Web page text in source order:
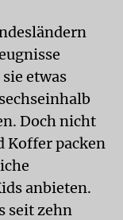
etwas
Doch nicht
Koffer packen
anbieten.
seit zehn